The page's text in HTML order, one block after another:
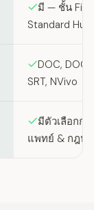
มี — ชั้น
Standard
DOC,
SRT, NVivo
มีตัวเลือกกา
แพทย์ & กฎห